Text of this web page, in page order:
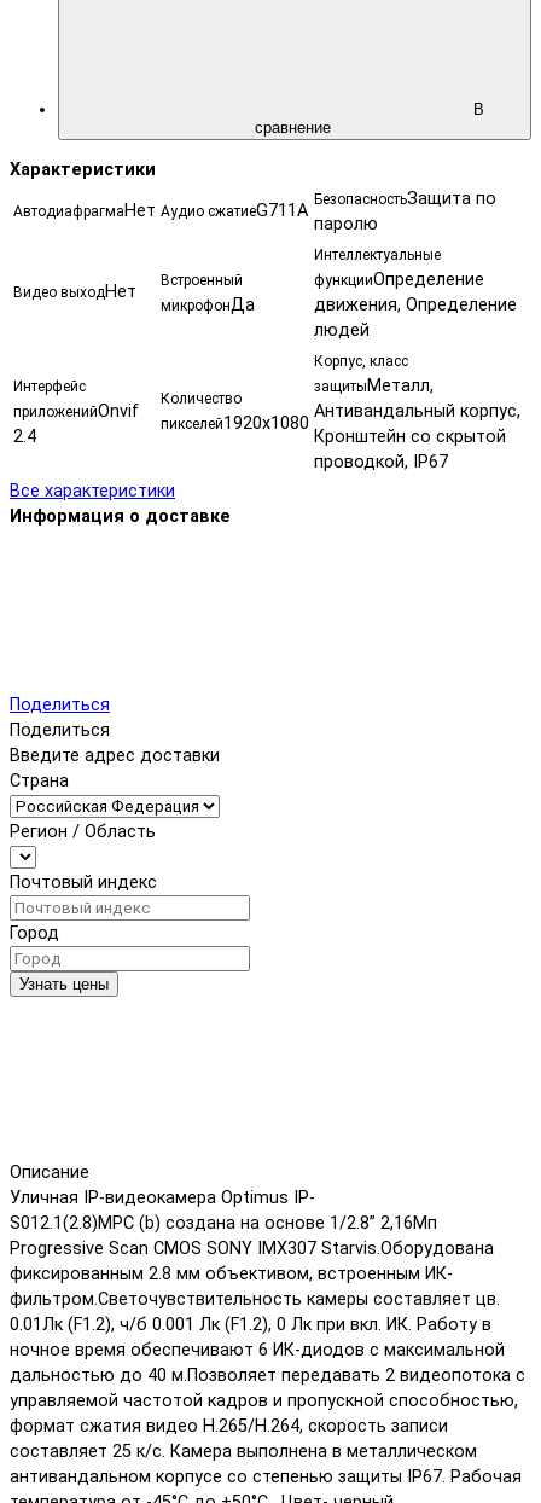
В
сравнение
Характеристики
Автодиафрагма Нет Аудио сжатиеG711A
БезопасностьЗащита по
паролю
Видео выходНет
Встроенный
микрофонДа
Интеллектуальные
функцииОпределение
движения, Определение
людей
Интерфейс
приложенийOnvif
2.4
Количество
пикселей1920х1080
Корпус, класс
защиты Металл,
Антивандальный корпус,
Кронштейн со скрытой
проводкой, IP67
Все характеристики
Информация о доставке
Поделиться
Поделиться
Введите адрес доставки
Страна
Регион / Область
Почтовый индекс
Город
Узнать цены
Описание
Уличная IP-видеокамера Optimus IP-
S012.1(2.8)MPС (b) создана на основе 1/2.8” 2,16Мп
Progressive Scan CMOS SONY IMX307 Starvis.Оборудована
фиксированным 2.8 мм объективом, встроенным ИК-
фильтром.Светочувствительность камеры составляет цв.
0.01Лк (F1.2), ч/б 0.001 Лк (F1.2), 0 Лк при вкл. ИК. Работу в
ночное время обеспечивают 6 ИК-диодов с максимальной
дальностью до 40 м.Позволяет передавать 2 видеопотока с
управляемой частотой кадров и пропускной способностью,
формат сжатия видео H.265/H.264, скорость записи
составляет 25 к/с. Камера выполнена в металлическом
антивандальном корпусе со степенью защиты IP67. Рабочая